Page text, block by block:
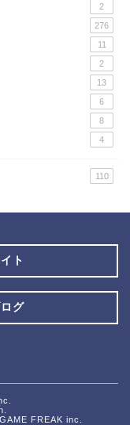
2
276
11
2
13
6
8
4
110
ト
グ
FREAK inc.